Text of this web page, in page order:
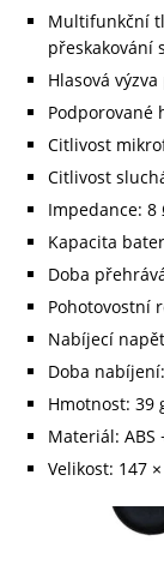
Multifunkční
přeskakování
Hlasová
Podporované
Citlivost
Citlivost
Impedance: 8
Kapacita
Doba
Pohotovostní
Nabíjecí
Doba
Hmotnost: 39
Materiál: ABS
Velikost: 147